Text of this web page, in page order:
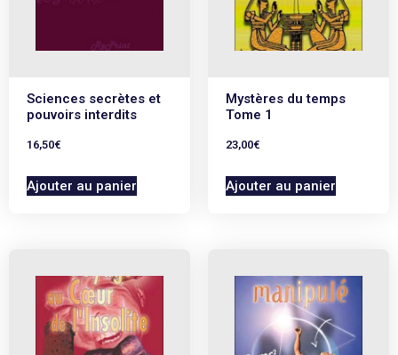
Sciences secrètes et
pouvoirs interdits
16,50€
Ajouter au panier
Mystères du temps
Tome 1
23,00€
Ajouter au panier